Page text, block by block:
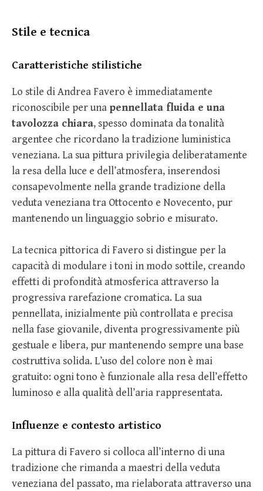
Stile e tecnica
Caratteristiche stilistiche
Lo stile di Andrea Favero è immediatamente
riconoscibile per una pennellata fluida e una
tavolozza chiara, spesso dominata da tonalità
argentee che ricordano la tradizione luministica
veneziana. La sua pittura privilegia deliberatamente
la resa della luce e dell’atmosfera, inserendosi
consapevolmente nella grande tradizione della
veduta veneziana tra Ottocento e Novecento, pur
mantenendo un linguaggio sobrio e misurato.
La tecnica pittorica di Favero si distingue per la
capacità di modulare i toni in modo sottile, creando
effetti di profondità atmosferica attraverso la
progressiva rarefazione cromatica. La sua
pennellata, inizialmente più controllata e precisa
nella fase giovanile, diventa progressivamente più
gestuale e libera, pur mantenendo sempre una base
costruttiva solida. L’uso del colore non è mai
gratuito: ogni tono è funzionale alla resa dell’effetto
luminoso e alla qualità dell’aria rappresentata.
Influenze e contesto artistico
La pittura di Favero si colloca all’interno di una
tradizione che rimanda a maestri della veduta
veneziana del passato, ma rielaborata attraverso una